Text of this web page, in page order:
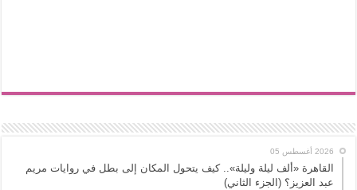
2026 أغسطس 05
القاهرة «ألف ليلة وليلة».. كيف يتحول المكان إلى بطل في روايات مريم
عبد العزيز؟ (الجزء الثاني)